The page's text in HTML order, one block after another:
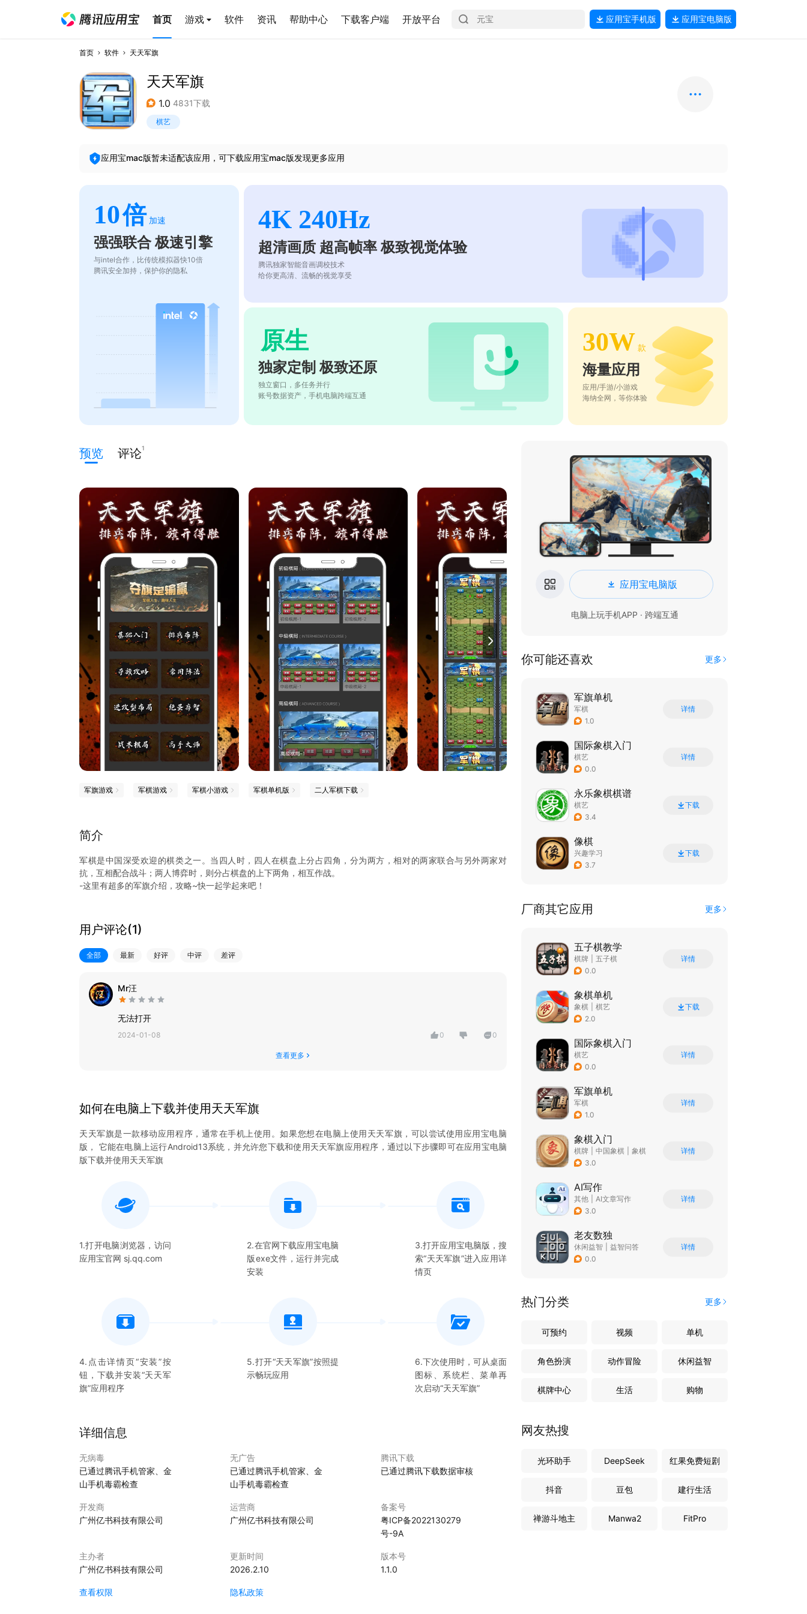
首页 游戏 软件 资讯 帮助中心 下载客户端 开放平台 应用宝手机版 应用宝电脑版
首页 软件 天天军旗
天天军旗
1.0 4831下载
棋艺
应用宝mac版暂未适配该应用，可下载应用宝mac版发现更多应用
10倍 加速
强强联合 极速引擎
与intel合作，比传统模拟器快10倍
腾讯安全加持，保护你的隐私
4K 240Hz
超清画质 超高帧率 极致视觉体验
腾讯独家智能音画调校技术
给你更高清、流畅的视觉享受
原生
独家定制 极致还原
独立窗口，多任务并行
账号数据资产，手机电脑跨端互通
30W 款
海量应用
应用/手游/小游戏
海纳全网，等你体验
预览 评论1
军旗游戏 军棋游戏 军棋小游戏 军棋单机版 二人军棋下载
简介
军棋是中国深受欢迎的棋类之一。当四人时，四人在棋盘上分占四角，分为两方，相对的两家联合与另外两家对
抗，互相配合战斗；两人博弈时，则分占棋盘的上下两角，相互作战。
-这里有超多的军旗介绍，攻略~快一起学起来吧！
用户评论(1)
全部 最新 好评 中评 差评
Mr汪
无法打开
2024-01-08 0 0
查看更多
如何在电脑上下载并使用天天军旗
天天军旗是一款移动应用程序，通常在手机上使用。如果您想在电脑上使用天天军旗 ，可以尝试使用应用宝电脑
版， 它能在电脑上运行Android13系统，并允许您下载和使用天天军旗应用程序，通过以下步骤即可在应用宝电脑
版下载并使用天天军旗
1.打开电脑浏览器，访问
应用宝官网 sj.qq.com
2.在官网下载应用宝电脑
版exe文件，运行并完成
安装
3.打开应用宝电脑版，搜
索“天天军旗”进入应用详
情页
4.点击详情页“安装”按
钮，下载并安装“天天军
旗”应用程序
5.打开“天天军旗”按照提
示畅玩应用
6.下次使用时，可从桌面
图标、系统栏、菜单再
次启动“天天军旗”
详细信息
无病毒
已通过腾讯手机管家、金
山手机毒霸检查
无广告
已通过腾讯手机管家、金
山手机毒霸检查
腾讯下载
已通过腾讯下载数据审核
开发商
广州亿书科技有限公司
运营商
广州亿书科技有限公司
备案号
粤ICP备2022130279
号-9A
主办者
广州亿书科技有限公司
更新时间
2026.2.10
版本号
1.1.0
查看权限 隐私政策
应用宝电脑版
电脑上玩手机APP · 跨端互通
你可能还喜欢 更多
军旗单机
军棋
1.0
详情
国际象棋入门
棋艺
0.0
详情
永乐象棋棋谱
棋艺
3.4
下载
像棋
兴趣学习
3.7
下载
厂商其它应用 更多
五子棋教学
棋牌
五子棋
0.0
详情
象棋单机
象棋
棋艺
2.0
下载
国际象棋入门
棋艺
0.0
详情
军旗单机
军棋
1.0
详情
象棋入门
棋牌 中国象棋
象棋
| 学习教育
3.0
详情
AI写作
其他
AI文章写作
3.0
详情
老友数独
休闲益智
益智问答
| 推理
0.0
详情
热门分类 更多
可预约 视频 单机
角色扮演 动作冒险 休闲益智
棋牌中心 生活 购物
网友热搜
光环助手 DeepSeek 红果免费短剧
抖音 豆包 建行生活
禅游斗地主 Manwa2 FitPro